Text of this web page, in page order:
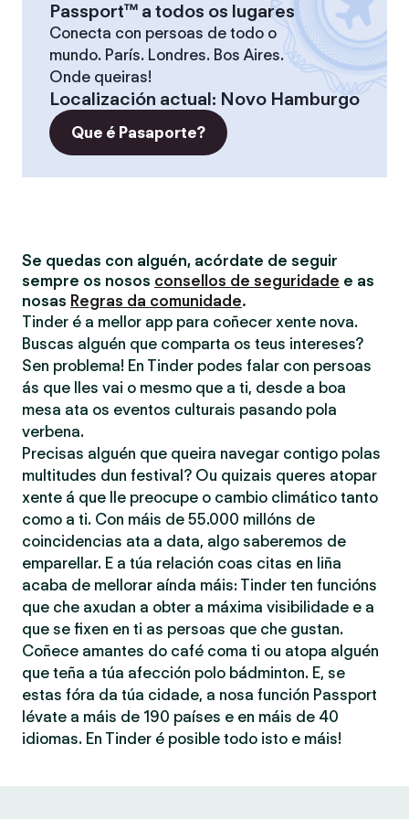
Passport™ a todos os lugares
Conecta con persoas de todo o
mundo. París. Londres. Bos Aires.
Onde queiras!
Localización actual: Novo Hamburgo
Que é Pasaporte?
Se quedas con alguén, acórdate de seguir
sempre os nosos consellos de seguridade e as
nosas Regras da comunidade.
Tinder é a mellor app para coñecer xente nova.
Buscas alguén que comparta os teus intereses?
Sen problema! En Tinder podes falar con persoas
ás que lles vai o mesmo que a ti, desde a boa
mesa ata os eventos culturais pasando pola
verbena.
Precisas alguén que queira navegar contigo polas
multitudes dun festival? Ou quizais queres atopar
xente á que lle preocupe o cambio climático tanto
como a ti. Con máis de 55.000 millóns de
coincidencias ata a data, algo saberemos de
emparellar. E a túa relación coas citas en liña
acaba de mellorar aínda máis: Tinder ten funcións
que che axudan a obter a máxima visibilidade e a
que se fixen en ti as persoas que che gustan.
Coñece amantes do café coma ti ou atopa alguén
que teña a túa afección polo bádminton. E, se
estas fóra da túa cidade, a nosa función Passport
lévate a máis de 190 países e en máis de 40
idiomas. En Tinder é posible todo isto e máis!